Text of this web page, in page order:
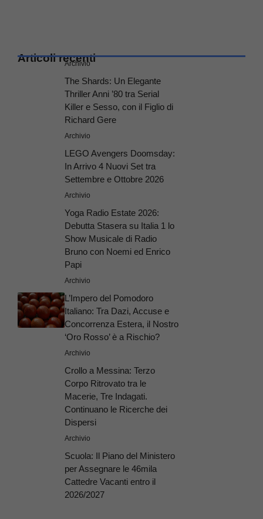
Articoli recenti
Archivio
The Shards: Un Elegante
Thriller Anni ’80 tra Serial
Killer e Sesso, con il Figlio di
Richard Gere
Archivio
LEGO Avengers Doomsday:
In Arrivo 4 Nuovi Set tra
Settembre e Ottobre 2026
Archivio
Yoga Radio Estate 2026:
Debutta Stasera su Italia 1 lo
Show Musicale di Radio
Bruno con Noemi ed Enrico
Papi
Archivio
L’Impero del Pomodoro
Italiano: Tra Dazi, Accuse e
Concorrenza Estera, il Nostro
‘Oro Rosso’ è a Rischio?
Archivio
Crollo a Messina: Terzo
Corpo Ritrovato tra le
Macerie, Tre Indagati.
Continuano le Ricerche dei
Dispersi
Archivio
Scuola: Il Piano del Ministero
per Assegnare le 46mila
Cattedre Vacanti entro il
2026/2027